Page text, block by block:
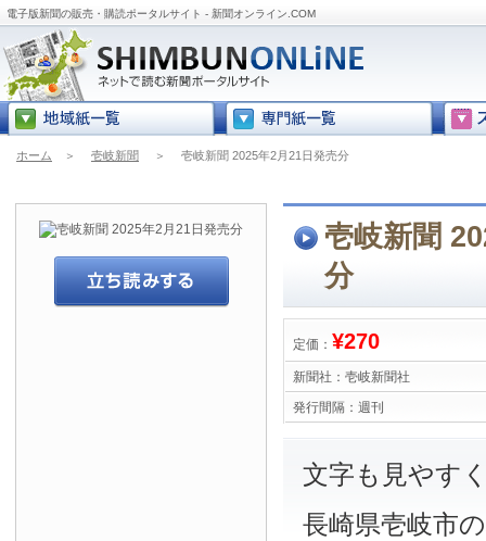
電子版新聞の販売・購読ポータルサイト - 新聞オンライン.COM
ホーム ＞ 壱岐新聞 ＞ 壱岐新聞 2025年2月21日発売分
壱岐新聞
分
定価： ¥270
新聞社： 壱岐新聞社
発行間隔： 週刊
文字も見やす
長崎県壱岐市